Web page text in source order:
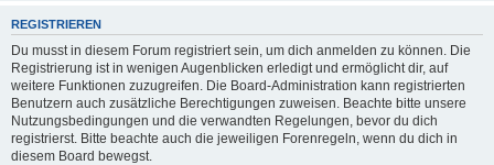
REGISTRIEREN
Du musst in diesem Forum registriert sein, um dich anmelden zu können. Die
Registrierung ist in wenigen Augenblicken erledigt und ermöglicht dir, auf
weitere Funktionen zuzugreifen. Die Board-Administration kann registrierten
Benutzern auch zusätzliche Berechtigungen zuweisen. Beachte bitte unsere
Nutzungsbedingungen und die verwandten Regelungen, bevor du dich
registrierst. Bitte beachte auch die jeweiligen Forenregeln, wenn du dich in
diesem Board bewegst.